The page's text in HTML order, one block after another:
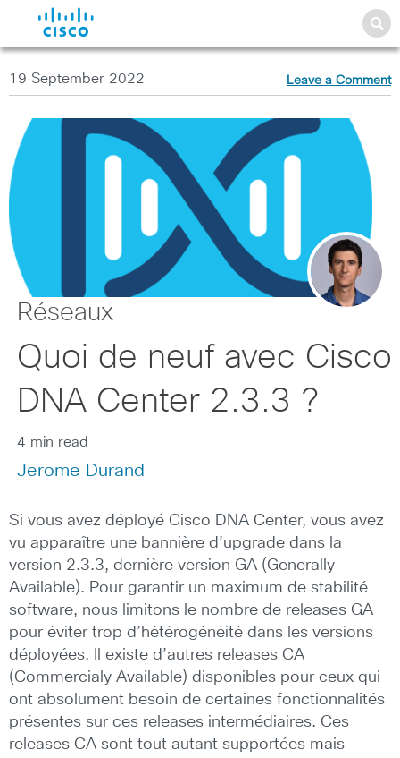
19 September 2022 Leave a Comment
Réseaux
Quoi de neuf avec Cisco
DNA Center 2.3.3 ?
4 min read
Jerome Durand
Si vous avez déployé Cisco DNA Center, vous avez
vu apparaître une bannière d’upgrade dans la
version 2.3.3, dernière version GA (Generally
Available). Pour garantir un maximum de stabilité
software, nous limitons le nombre de releases GA
pour éviter trop d’hétérogénéité dans les versions
déployées. Il existe d’autres releases CA
(Commercialy Available) disponibles pour ceux qui
ont absolument besoin de certaines fonctionnalités
présentes sur ces releases intermédiaires. Ces
releases CA sont tout autant supportées mais